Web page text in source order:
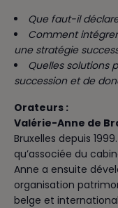
Que faut-il
Comment
une stratégie
Quelles solutions
succession et de
Orateurs :
Valérie-Anne de
Bruxelles depuis
qu’associée du
Anne a ensuite
organisation
belge et